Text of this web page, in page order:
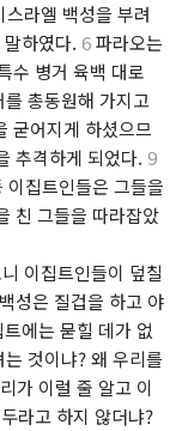
라엘 백성을 부려
하였다. 6파라오는
수 병거 육백 대로
총동원해 가지고
굳어지게 하셨으므
추격하게 되었다. 9
집트인들은 그들을
친 그들을 따라잡았
이집트인들이 덮칠
성은 질겁을 하고 야
에는 묻힐 데가 없
것이냐? 왜 우리를
가 이럴 줄 알고 이
라고 하지 않더냐?